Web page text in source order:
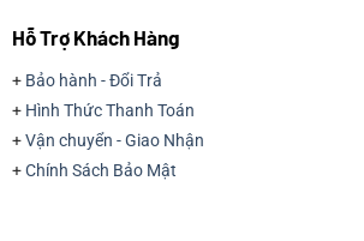
Hỗ Trợ Khách Hàng
+ Bảo hành - Đổi Trả
+ Hình Thức Thanh Toán
+Vận chuyển - Giao Nhận
+Chính Sách Bảo Mật